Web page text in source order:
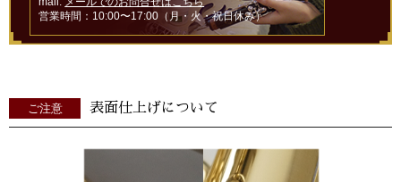
営業時間：10:00〜17:00（月・火・祝日休み）
ご注意 表面仕上げについて